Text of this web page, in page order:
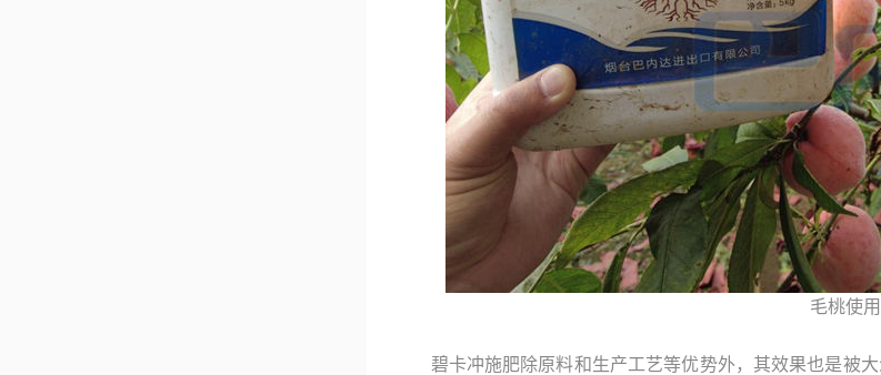
毛桃使
碧卡冲施肥除原料和生产工艺等优势外，其效果也是被